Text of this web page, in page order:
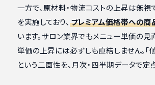
一方で、原材料・物流コストの上昇は無
を実施しており、 プレミアム価格帯への
います。サロン業界でもメニュー単価の
単価の上昇には必ずしも直結しません。
という二面性を、月次・四半期データで